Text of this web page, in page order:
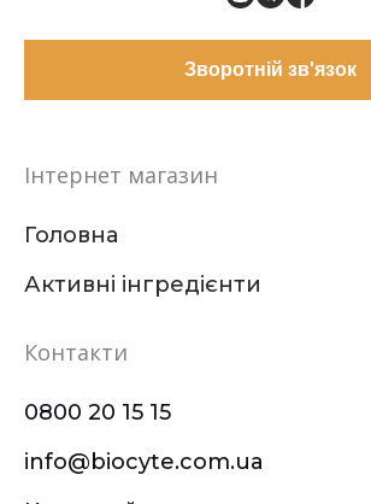
Зворотній зв'язок
Інтернет магазин
Головна
Активні інгредієнти
Контакти
0800 20 15 15
info@biocyte.com.ua